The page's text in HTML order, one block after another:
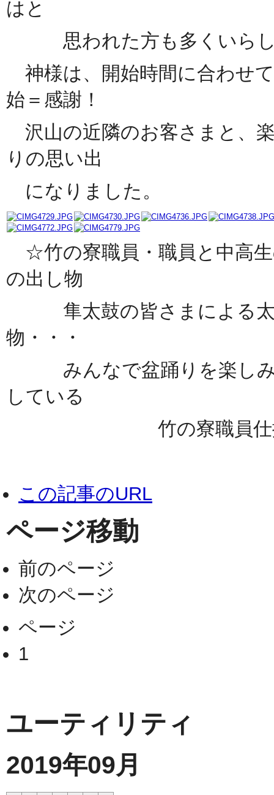
はと
思われた方も多くいらし
神様は、開始時間に合わせ
始＝感謝！
沢山の近隣のお客さまと、
りの思い出
になりました。
☆竹の寮職員・職員と中高
の出し物
隼太鼓の皆さまによる太
物・・・
みんなで盆踊りを楽しみ
している
竹の寮職員仕掛けの
この記事のURL
ページ移動
前のページ
次のページ
ページ
1
ユーティリティ
2019年09月